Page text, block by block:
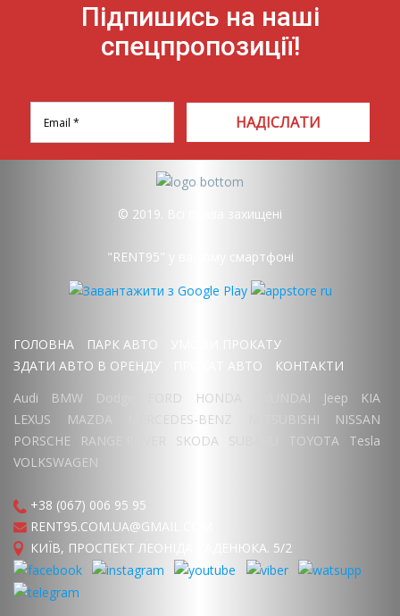
Підпишись на наші
спецпропозиції!
НАДІСЛАТИ
© 2019. Всі права захищені
"RENT95" у вашому смартфоні
ГОЛОВНА ПАРК АВТО
УМОВИ ПРОКАТУ
ЗДАТИ АВТО В ОРЕНДУ
ПРОКАТ АВТО
КОНТАКТИ
Audi
BMW Dodge FORD HONDA HYUNDAI Jeep
KIA
LEXUS
MAZDA MERCEDES-BENZ MITSUBISHI
NISSAN
PORSCHE
RANGE ROVER SKODA TOYOTA
Tesla
VOLKSWAGEN
+38 (067) 006 95 95
RENT95.COM.UA@GMAIL.COM
КИЇВ, ПРОСПЕКТ ЛЕОНІДА КАДЕНЮКА. 5/2